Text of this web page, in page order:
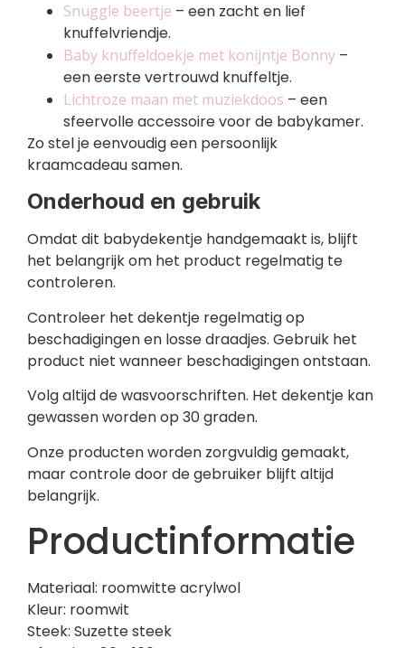
Snuggle beertje – een zacht en lief
knuffelvriendje.
Baby knuffeldoekje met konijntje Bonny –
een eerste vertrouwd knuffeltje.
Lichtroze maan met muziekdoos – een
sfeervolle accessoire voor de babykamer.
Zo stel je eenvoudig een persoonlijk
kraamcadeau samen.
Onderhoud en gebruik
Omdat dit babydekentje handgemaakt is, blijft
het belangrijk om het product regelmatig te
controleren.
Controleer het dekentje regelmatig op
beschadigingen en losse draadjes. Gebruik het
product niet wanneer beschadigingen ontstaan.
Volg altijd de wasvoorschriften. Het dekentje kan
gewassen worden op 30 graden.
Onze producten worden zorgvuldig gemaakt,
maar controle door de gebruiker blijft altijd
belangrijk.
Productinformatie
Materiaal: roomwitte acrylwol
Kleur: roomwit
Steek: Suzette steek